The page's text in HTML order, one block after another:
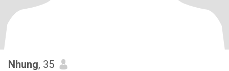
Nhung, 35